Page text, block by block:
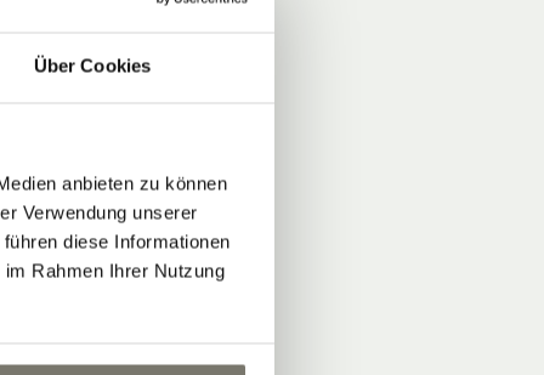
Über Cookies
anbieten zu können
Verwendung unserer
diese Informationen
Rahmen Ihrer Nutzung